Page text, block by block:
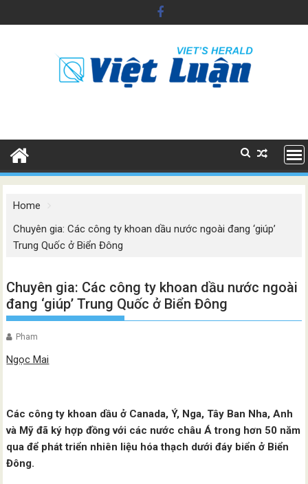
to
Home
Chuyên gia: Các công ty khoan dầu nước ngoài đang ‘giúp’
Trung Quốc ở Biển Đông
Chuyên gia: Các công ty khoan dầu nước ngoài
đang ‘giúp’ Trung Quốc ở Biển Đông
Pham
Ngọc Mai
Các công ty khoan dầu ở Canada, Ý, Nga, Tây Ban Nha, Anh
và Mỹ đã ký hợp đồng với các nước châu Á trong hơn 50 năm
qua để phát triển nhiên liệu hóa thạch dưới đáy biển ở Biển
Đông.